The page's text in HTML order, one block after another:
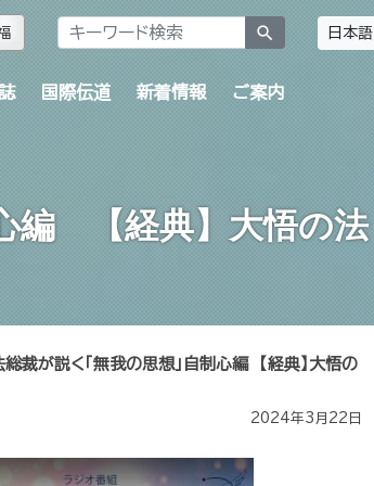
search 日本語
国際伝道 新着情報 ご案内
編 【経典】大悟の法
裁が説く「無我の思想」自制心編 【経典】大悟の
2024年3月22日